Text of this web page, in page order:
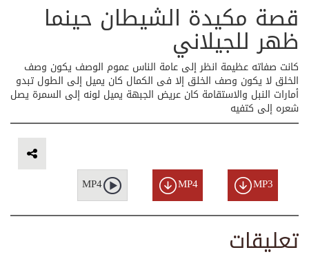
قصة مكيدة الشيطان حينما
ظهر للجيلاني
كانت صفاته عظيمة انظر إلى عامة الناس عموم الوصف یکون وصف
الخلق لا یکون وصف الخلق إلا فی الکمال کان یمیل إلی الطول تبدو
أمارات النبل والاستقامة کان عریض الجبھة یمیل لونه إلی السمرۃ یصل
شعرہ إلی کتفیه
MP3
MP4
MP4
تعليقات